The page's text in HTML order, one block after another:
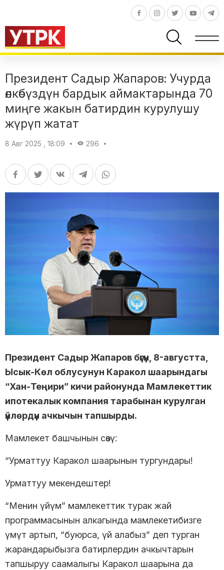
Президент Садыр Жапаров: Учурда
өлкөбүздүн бардык аймактарында 70
миңге жакын батирдин курулушу
жүрүп жатат
8 Авг 2025 , 18:09 296
Президент Садыр Жапаров бүгүн, 8-августта,
Ысык-Көл облусунун Каракол шаарындагы
“Хан-Теңири” кичи районунда Мамлекеттик
ипотекалык компания тарабынан курулган
үйлөрдүн ачкычын тапшырды.
Мамлекет башчынын сөзү:
“Урматтуу Каракол шаарынын тургундары!
Урматтуу мекендештер!
“Менин үйүм” мамлекеттик турак жай
программасынын алкагында мамлекетибизге
үмүт артып, “буюрса, үй алабыз” деп турган
жарандарыбызга батирлердин ачкычтарын
тапшыруу саамалыгы Каракол шаарына да